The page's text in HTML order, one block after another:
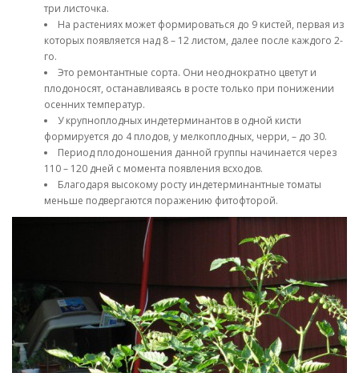
три листочка.
На растениях может формироваться до 9 кистей, первая из
которых появляется над 8 – 12 листом, далее после каждого 2-
го.
Это ремонтантные сорта. Они неоднократно цветут и
плодоносят, останавливаясь в росте только при понижении
осенних температур.
У крупноплодных индетерминантов в одной кисти
формируется до 4 плодов, у мелкоплодных, черри, – до 30.
Период плодоношения данной группы начинается через
110 – 120 дней с момента появления всходов.
Благодаря высокому росту индетерминантные томаты
меньше подвергаются поражению фитофторой.